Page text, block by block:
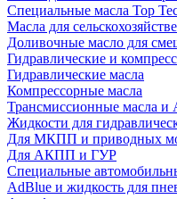
Специальные масла Top
Масла для
Доливочные масло для
Гидравлические и
Гидравлические масла
Компрессорные масла
Трансмиссионные масла и
Жидкости для
Для МКПП и приводных
Для АКПП и ГУР
Специальные
AdBlue и жидкость для